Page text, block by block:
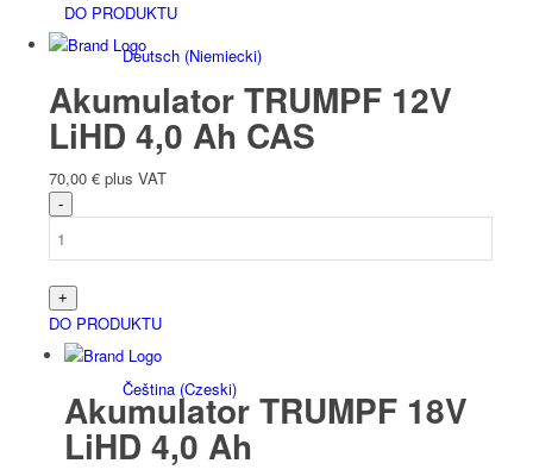
Deutsch(Niemiecki)
English(Angielski)
Čeština(Czeski)
DO PRODUKTU
Akumulator TRUMPF 12V
LiHD 4,0 Ah CAS
70,00 € plus VAT
DO PRODUKTU
Akumulator TRUMPF 18V
LiHD 4,0 Ah